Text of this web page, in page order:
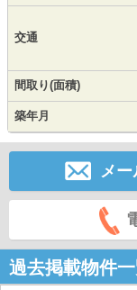
交通
間取り(面積)
築年月
メ
過去掲載物件